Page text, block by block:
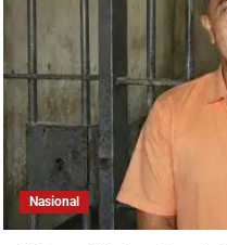
Nasional